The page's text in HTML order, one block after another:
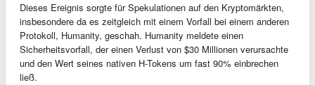
Dieses Ereignis sorgte für Spekulationen auf den Kryptomärkten,
insbesondere da es zeitgleich mit einem Vorfall bei einem anderen
Protokoll, Humanity, geschah. Humanity meldete einen
Sicherheitsvorfall, der einen Verlust von $30 Millionen verursachte
und den Wert seines nativen H-Tokens um fast 90% einbrechen
ließ.